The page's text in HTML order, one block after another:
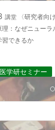
講堂
〈研究者向け
理：なぜニューラ
習できるか
学研セミナー